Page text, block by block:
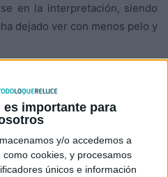
importante para
y/o accedemos a
cookies, y procesamos
únicos e información
en la interpretación, siendo
dejado ver con menos pelo y
su cuerpo para su papel en
que le sirvió para ganar
en la categoría de Mejor
años.